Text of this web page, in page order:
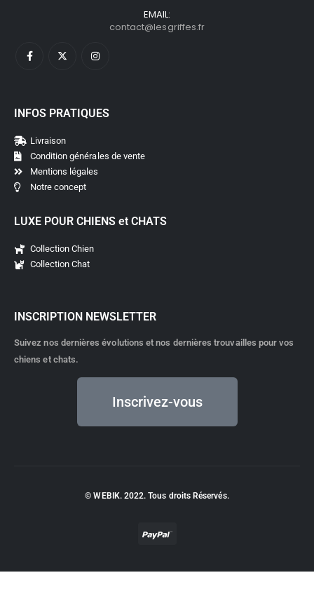
EMAIL:
contact@lesgriffes.fr
INFOS PRATIQUES
Livraison
Condition générales de vente
Mentions légales
Notre concept
LUXE POUR CHIENS et CHATS
Collection Chien
Collection Chat
INSCRIPTION NEWSLETTER
Suivez nos dernières évolutions et nos dernières trouvailles pour vos
chiens et chats.
Inscrivez-vous
© WEBIK. 2022. Tous droits Réservés.